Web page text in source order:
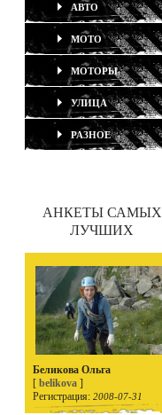
АВТО
МОТО
МОТОРЫ
УЛИЦА
РАЗНОЕ
АНКЕТЫ САМЫХ
ЛУЧШИХ
Беликова Ольга
[ belikova ]
Регистрация: 2008-07-31